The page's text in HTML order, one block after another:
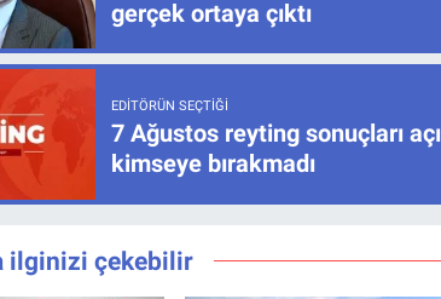
gerçek ortaya çıktı
EDITÖRÜN SEÇTIĞI
7 Ağustos reyting sonuçları
kimseye bırakmadı
ilginizi çekebilir